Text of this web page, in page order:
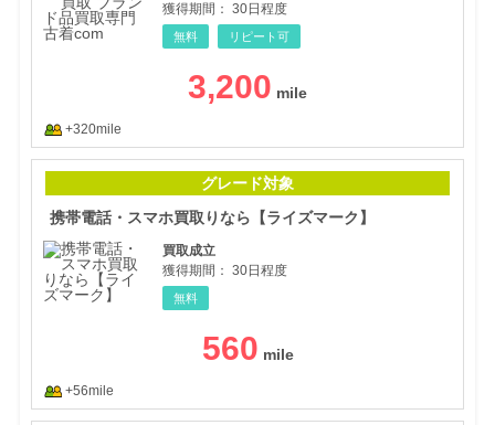
獲得期間： 30日程度
無料 リピート可
3,200
+320mile
グレード対象
携帯電話・スマホ買取りなら【ライズマーク】
買取成立
獲得期間： 30日程度
無料
560
+56mile